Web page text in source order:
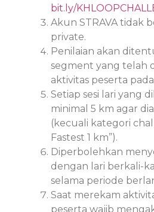
bit.ly/
Akun STRAVA tidak
private.
Penilaian akan
segment yang telah
aktivitas peserta
Setiap sesi lari yang
minimal 5 km agar
(kecuali kategori
Fastest 1 km”).
Diperbolehkan
dengan lari berkali-
selama periode
Saat merekam
peserta wajib